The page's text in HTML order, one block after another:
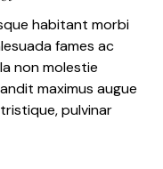
habitant morbi
fames ac
non molestie
maximus augue
pulvinar